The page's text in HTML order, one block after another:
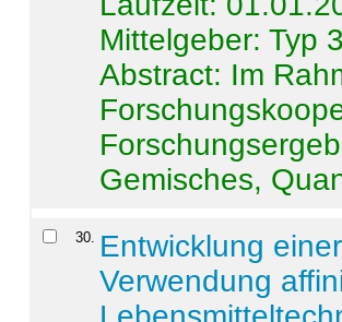
Mittelgeber: Typ 3
Abstract: Im
Gemisches,
30. Entwicklung
Verwendung